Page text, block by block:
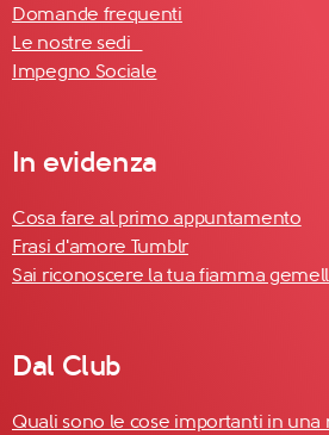
Domande frequenti
Le nostre sedi
Impegno Sociale
In evidenza
Cosa fare al primo appuntamento
Frasi d'amore Tumblr
Sai riconoscere la tua fiamma
Dal Club
Quali sono le cose importanti in una